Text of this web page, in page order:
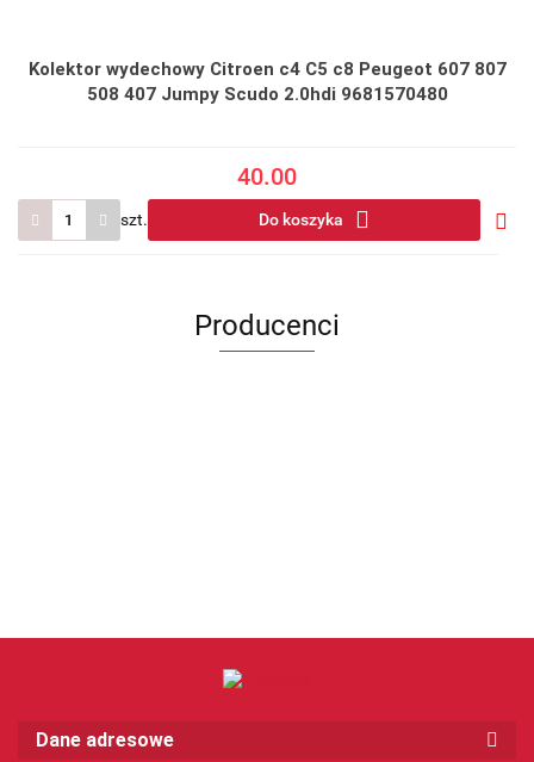
Kolektor wydechowy Citroen c4 C5 c8 Peugeot 607 807
508 407 Jumpy Scudo 2.0hdi 9681570480
40.00
szt. Do koszyka
Producenci
Dane adresowe